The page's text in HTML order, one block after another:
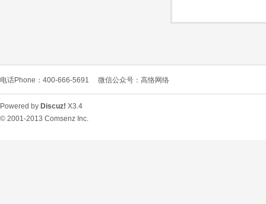
电话Phone：400-666-5691 微信公众号：高恪网络
Powered by Discuz! X3.4
© 2001-2013 Comsenz Inc.